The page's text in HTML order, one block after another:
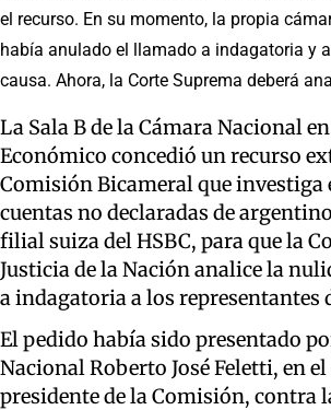
el recurso. En su momento, la propia
había anulado el llamado a indagatoria y
causa. Ahora, la Corte Suprema deberá
La Sala B de la Cámara Nacional
Económico concedió un recurso
Comisión Bicameral que investiga
cuentas no declaradas de
filial suiza del HSBC, para que la
Justicia de la Nación analice la
a indagatoria a los representantes
El pedido había sido presentado
Nacional Roberto José Feletti, en
presidente de la Comisión, contra